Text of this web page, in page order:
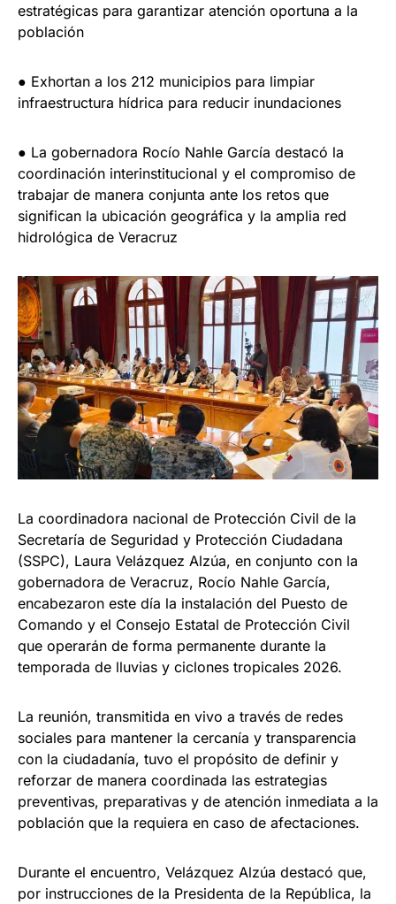
estratégicas para garantizar atención oportuna a la
población
● Exhortan a los 212 municipios para limpiar
infraestructura hídrica para reducir inundaciones
● La gobernadora Rocío Nahle García destacó la
coordinación interinstitucional y el compromiso de
trabajar de manera conjunta ante los retos que
significan la ubicación geográfica y la amplia red
hidrológica de Veracruz
La coordinadora nacional de Protección Civil de la
Secretaría de Seguridad y Protección Ciudadana
(SSPC), Laura Velázquez Alzúa, en conjunto con la
gobernadora de Veracruz, Rocío Nahle García,
encabezaron este día la instalación del Puesto de
Comando y el Consejo Estatal de Protección Civil
que operarán de forma permanente durante la
temporada de lluvias y ciclones tropicales 2026.
La reunión, transmitida en vivo a través de redes
sociales para mantener la cercanía y transparencia
con la ciudadanía, tuvo el propósito de definir y
reforzar de manera coordinada las estrategias
preventivas, preparativas y de atención inmediata a la
población que la requiera en caso de afectaciones.
Durante el encuentro, Velázquez Alzúa destacó que,
por instrucciones de la Presidenta de la República, la